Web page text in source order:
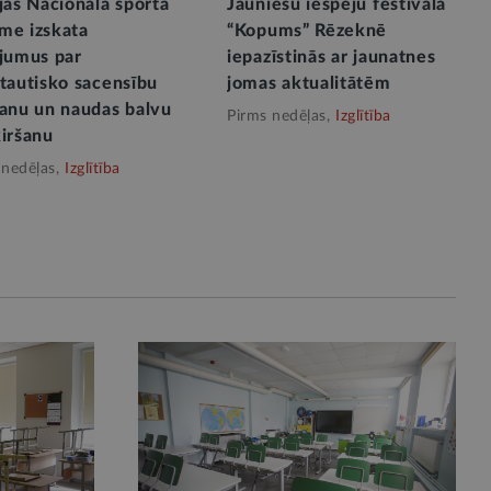
Nacionālā sporta
izskata
par
sacensību
un naudas balvu
Izglītība
Jauniešu iespēju festivālā
“Kopums” Rēzeknē
iepazīstinās ar jaunatnes
jomas aktualitātēm
Pirms nedēļas, Izglītība